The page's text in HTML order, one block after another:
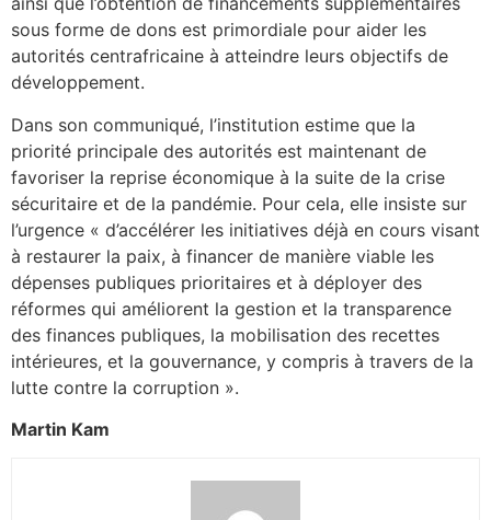
sous forme de dons est primordiale pour aider les
autorités centrafricaine à atteindre leurs objectifs de
développement.
Dans son communiqué, l’institution estime que la
priorité principale des autorités est maintenant de
favoriser la reprise économique à la suite de la crise
sécuritaire et de la pandémie. Pour cela, elle insiste sur
l’urgence « d’accélérer les initiatives déjà en cours visant
à restaurer la paix, à financer de manière viable les
dépenses publiques prioritaires et à déployer des
réformes qui améliorent la gestion et la transparence
des finances publiques, la mobilisation des recettes
intérieures, et la gouvernance, y compris à travers de la
lutte contre la corruption ».
Martin Kam